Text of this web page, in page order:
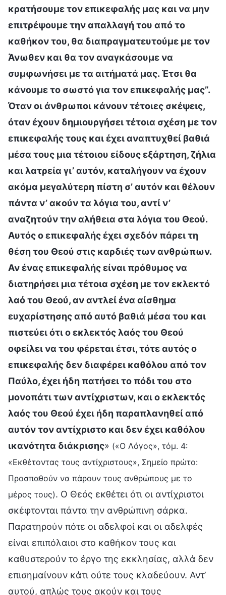
κρατήσουμε τον επικεφαλής μας και να μην
επιτρέψουμε την απαλλαγή του από το
καθήκον του, θα διαπραγματευτούμε με τον
Άνωθεν και θα τον αναγκάσουμε να
συμφωνήσει με τα αιτήματά μας. Έτσι θα
κάνουμε το σωστό για τον επικεφαλής μας”.
Όταν οι άνθρωποι κάνουν τέτοιες σκέψεις,
όταν έχουν δημιουργήσει τέτοια σχέση με τον
επικεφαλής τους και έχει αναπτυχθεί βαθιά
μέσα τους μια τέτοιου είδους εξάρτηση, ζήλια
και λατρεία γι’ αυτόν, καταλήγουν να έχουν
ακόμα μεγαλύτερη πίστη σ’ αυτόν και θέλουν
πάντα ν’ ακούν τα λόγια του, αντί ν’
αναζητούν την αλήθεια στα λόγια του Θεού.
Αυτός ο επικεφαλής έχει σχεδόν πάρει τη
θέση του Θεού στις καρδιές των ανθρώπων.
Αν ένας επικεφαλής είναι πρόθυμος να
διατηρήσει μια τέτοια σχέση με τον εκλεκτό
λαό του Θεού, αν αντλεί ένα αίσθημα
ευχαρίστησης από αυτό βαθιά μέσα του και
πιστεύει ότι ο εκλεκτός λαός του Θεού
οφείλει να του φέρεται έτσι, τότε αυτός ο
επικεφαλής δεν διαφέρει καθόλου από τον
Παύλο, έχει ήδη πατήσει το πόδι του στο
μονοπάτι των αντίχριστων, και ο εκλεκτός
λαός του Θεού έχει ήδη παραπλανηθεί από
αυτόν τον αντίχριστο και δεν έχει καθόλου
ικανότητα διάκρισης» («Ο Λόγος», τόμ. 4:
«Εκθέτοντας τους αντίχριστους», Σημείο πρώτο:
Προσπαθούν να πάρουν τους ανθρώπους με το
μέρος τους). Ο Θεός εκθέτει ότι οι αντίχριστοι
σκέφτονται πάντα την ανθρώπινη σάρκα.
Παρατηρούν πότε οι αδελφοί και οι αδελφές
είναι επιπόλαιοι στο καθήκον τους και
καθυστερούν το έργο της εκκλησίας, αλλά δεν
επισημαίνουν κάτι ούτε τους κλαδεύουν. Αντ’
αυτού, απλώς τους ακούν και τους